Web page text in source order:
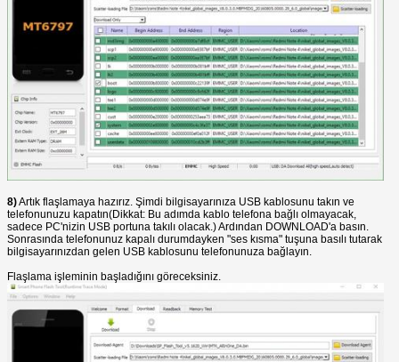
8)Artık flaşlamaya hazırız. Şimdi bilgisayarınıza USB kablosunu takın ve
telefonunuzu kapatın(Dikkat: Bu adımda kablo telefona bağlı olmayacak,
sadece PC'nizin USB portuna takılı olacak.) Ardından DOWNLOAD'a basın.
Sonrasında telefonunuz kapalı durumdayken "ses kısma" tuşuna basılı tutarak
bilgisayarınızdan gelen USB kablosunu telefonunuza bağlayın.
Flaşlama işleminin başladığını göreceksiniz.